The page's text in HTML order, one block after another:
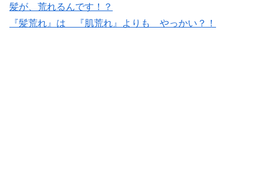
髪が、荒れるんです！？
『髪荒れ』は 『肌荒れ』よりも やっかい？！